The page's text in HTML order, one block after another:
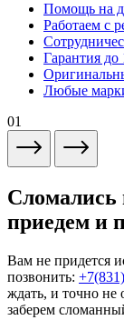
Помощь на
Работаем с
Гарантия до
Любые
01
Сломались
приедем и
Вам не придется
позвонить:
ждать, и точно не
заберем